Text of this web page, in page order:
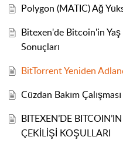
Polygon (MATIC) Ağ
Bitexen'de Bitcoin'in
Sonuçları
BitTorrent Yeniden
Cüzdan Bakım
BITEXEN’DE
ÇEKİLİŞİ KOŞULLARI